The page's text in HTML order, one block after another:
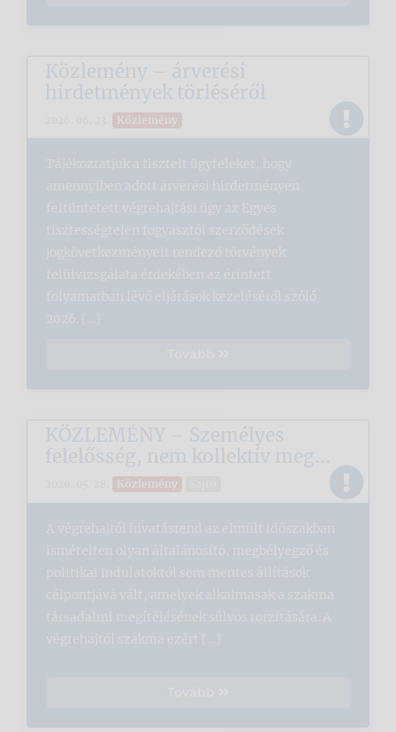
Közlemény – árverési
hirdetmények törléséről
Közlemény
Tájékoztatjuk a tisztelt ügyfeleket, hogy
amennyiben adott árverési hirdetményen
feltüntetett végrehajtási ügy az Egyes
tisztességtelen fogyasztói szerződések
jogkövetkezményeit rendező törvények
felülvizsgálata érdekében az érintett
folyamatban lévő eljárások kezeléséről szóló
2026. […]
KÖZLEMÉNY – Személyes
felelősség, nem kollektív meg...
Közlemény
A végrehajtói hivatásrend az elmúlt időszakban
ismételten olyan általánosító, megbélyegző és
politikai indulatoktól sem mentes állítások
célpontjává vált, amelyek alkalmasak a szakma
társadalmi megítélésének súlyos torzítására. A
végrehajtói szakma ezért […]